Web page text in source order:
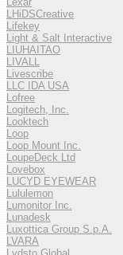
LHiDSCreative
Lifekey
Light & Salt Interactive
LIUHAITAO
LIVALL
Livescribe
LLC IDA USA
Lofree
Logitech, Inc.
Looktech
Loop
Loop Mount Inc.
LoupeDeck Ltd
Lovebox
LUCYD EYEWEAR
Lululemon
Lumonitor Inc.
Lunadesk
Luxottica Group S.p.A.
LVARA